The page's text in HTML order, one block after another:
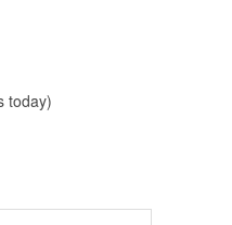
today)